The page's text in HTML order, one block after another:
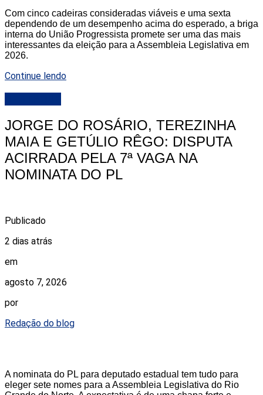
Com cinco cadeiras consideradas viáveis e uma sexta
dependendo de um desempenho acima do esperado, a briga
interna do União Progressista promete ser uma das mais
interessantes da eleição para a Assembleia Legislativa em
2026.
Continue lendo
JORGE DO ROSÁRIO, TEREZINHA
MAIA E GETÚLIO RÊGO: DISPUTA
ACIRRADA PELA 7ª VAGA NA
NOMINATA DO PL
Publicado
2 dias atrás
em
agosto 7, 2026
por
Redação do blog
A nominata do PL para deputado estadual tem tudo para
eleger sete nomes para a Assembleia Legislativa do Rio